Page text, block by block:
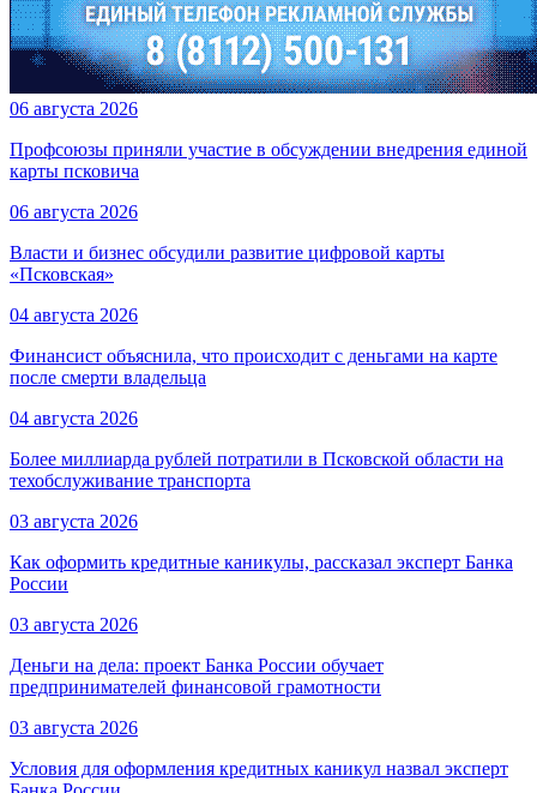
06 августа 2026
Профсоюзы приняли участие в обсуждении внедрения единой
карты псковича
06 августа 2026
Власти и бизнес обсудили развитие цифровой карты
«Псковская»
04 августа 2026
Финансист объяснила, что происходит с деньгами на карте
после смерти владельца
04 августа 2026
Более миллиарда рублей потратили в Псковской области на
техобслуживание транспорта
03 августа 2026
Как оформить кредитные каникулы, рассказал эксперт Банка
России
03 августа 2026
Деньги на дела: проект Банка России обучает
предпринимателей финансовой грамотности
03 августа 2026
Условия для оформления кредитных каникул назвал эксперт